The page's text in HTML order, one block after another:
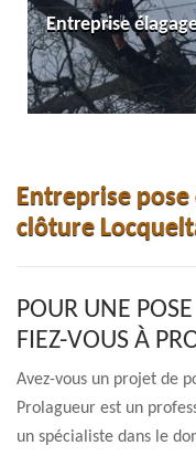
Entreprise
Entreprise
clôture
POUR UNE
FIEZ-VOUS À
Avez-vous un projet de
Prolagueur est un
un spécialiste dans le